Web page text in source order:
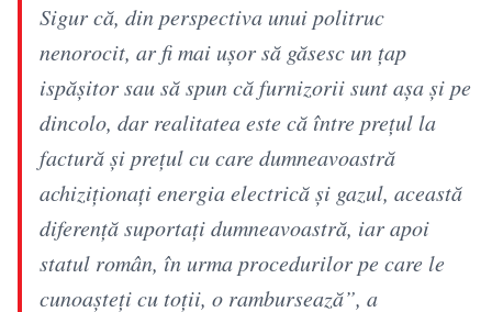
Sigur că, din perspectiva unui politruc
nenorocit, ar fi mai uşor să găsesc un ţap
ispăşitor sau să spun că furnizorii sunt aşa şi pe
dincolo, dar realitatea este că între preţul la
factură şi preţul cu care dumneavoastră
achiziţionaţi energia electrică şi gazul, această
diferenţă suportaţi dumneavoastră, iar apoi
statul român, în urma procedurilor pe care le
cunoaşteţi cu toţii, o rambursează”, a